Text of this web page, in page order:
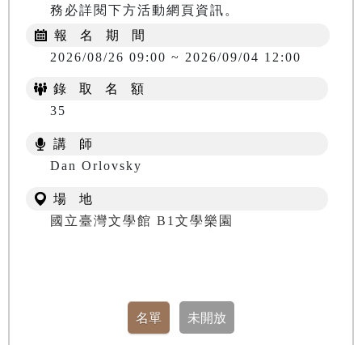
務必詳閱下方活動網頁資訊。
報 名 期 間
2026/08/26 09:00 ~ 2026/09/04 12:00
錄 取 名 額
35
講 師
​​​​​​​Dan Orlovsky
場 地
國立臺灣文學館 B1文學樂園